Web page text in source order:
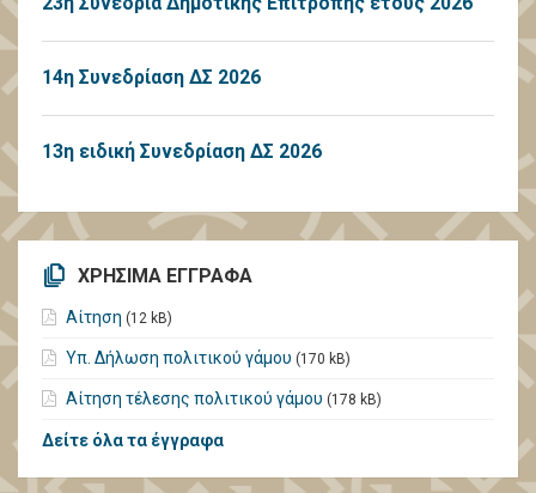
14η Συνεδρίαση ΔΣ 2026
13η ειδική Συνεδρίαση ΔΣ 2026
ΧΡΗΣΙΜΑ ΕΓΓΡΑΦΑ
Αίτηση (12 kB)
Υπ. Δήλωση πολιτικού γάμου (170 kB)
Αίτηση τέλεσης πολιτικού γάμου (178 kB)
Δείτε όλα τα έγγραφα